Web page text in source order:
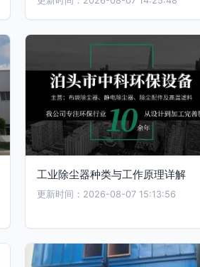
工业除尘器种类与工作原理详解
更新时间：2026-08-07 15:13:56